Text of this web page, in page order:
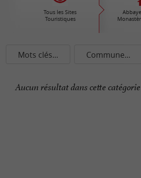
Tous les Sites
Touristiques
Mots clés... Commune...
Aucun résultat dans cette